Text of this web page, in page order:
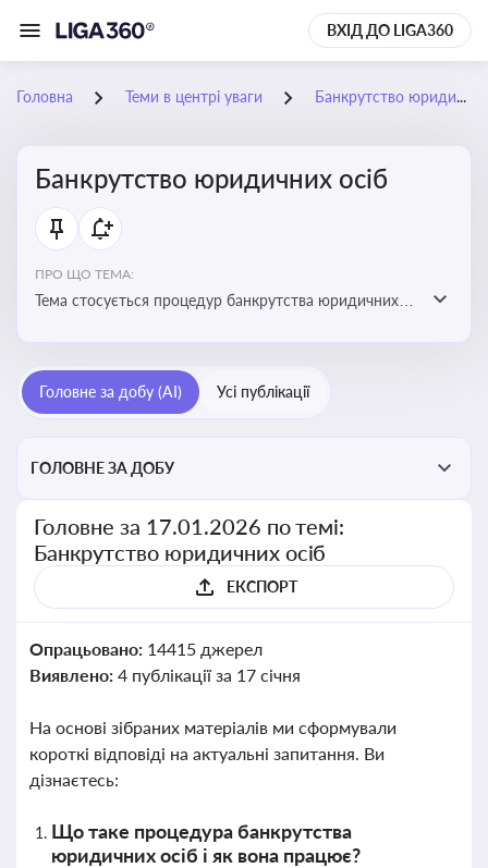
ВХІД ДО LIGA360
Головна Теми в центрі уваги Банкрутство юридичних осіб
Банкрутство юридичних осіб
ПРО ЩО ТЕМА:
Тема стосується процедур банкрутства юридичних
Головне за добу (AI) Усі публікації
ГОЛОВНЕ ЗА ДОБУ
Головне за 17.01.2026 по темі:
Банкрутство юридичних осіб
ЕКСПОРТ
Опрацьовано: 14415 джерел
Виявлено: 4 публікації за 17 січня
На основі зібраних матеріалів ми сформували
короткі відповіді на актуальні запитання. Ви
дізнаєтесь:
Що таке процедура банкрутства
юридичних осіб і як вона працює?